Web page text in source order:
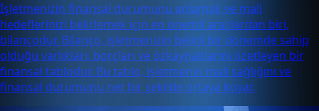
İşletmenizin finansal durumunu anlamak ve mali
hedeflerinizi belirlemek için en önemli araçlardan biri,
bilançodur. Bilanço, işletmenizin belirli bir dönemde sahip
olduğu varlıkları, borçları ve özkaynaklarını özetleyen bir
finansal tablodur. Bu tablo, işletmenin mali sağlığını ve
finansal durumunu net bir şekilde ortaya koyar.